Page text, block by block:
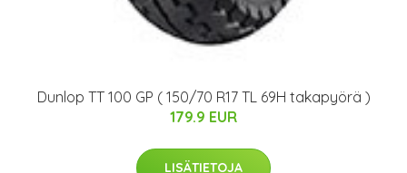
Dunlop TT 100 GP ( 150/70 R17 TL 69H takapyörä )
179.9 EUR
LISÄTIETOJA